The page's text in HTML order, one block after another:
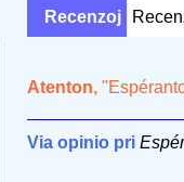
Recenzoj
Atenton,
Via opinio pri